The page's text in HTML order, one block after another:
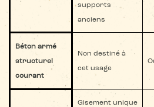
supports
anciens
Béton armé
structurel
courant
Non destiné à
cet usage
Gisement unique